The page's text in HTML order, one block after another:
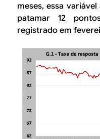
meses, essa
patamar 12
registrado em